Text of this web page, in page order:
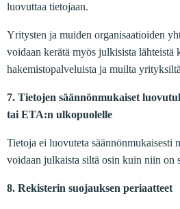
luovuttaa tietojaan.
Yritysten ja muiden organisaatioiden
voidaan kerätä myös julkisista lähteistä
hakemistopalveluista ja muilta
7. Tietojen säännönmukaiset
tai ETA:n ulkopuolelle
Tietoja ei luovuteta säännönmukaisesti
voidaan julkaista siltä osin kuin niin on
8. Rekisterin suojauksen periaatteet